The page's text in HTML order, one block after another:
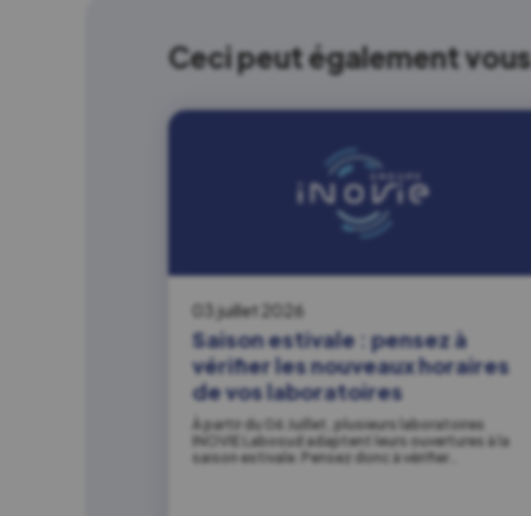
Ceci peut également
03 juillet 2026
Saison estivale : pensez à
vérifier les nouveaux horaires
de vos laboratoires
À partir du 06 Juillet, plusieurs laboratoires
INOVIE Labosud adaptent leurs ouvertures à la
saison estivale. Pensez donc à vérifier…